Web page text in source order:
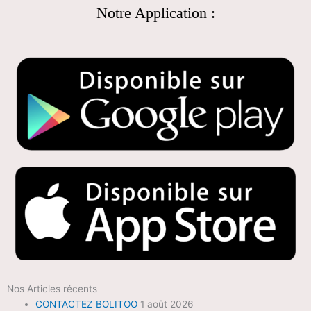
Notre Application :
Nos Articles récents
CONTACTEZ BOLITOO 1 août 2026